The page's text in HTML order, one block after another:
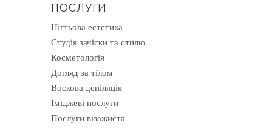
ПОСЛУГИ
Нігтьова естетика
Студія зачіски та стилю
Косметологія
Догляд за тілом
Воскова депіляція
Іміджеві послуги
Послуги візажиста